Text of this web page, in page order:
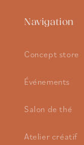
Navigation
Concept store
Événements
Salon de thé
Atelier créatif